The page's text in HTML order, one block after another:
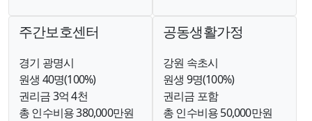
주간보호센터
경기 광명시
원생 40명(100%)
권리금 3억 4천
총 인수비용 380,000만원
공동생활가정
강원 속초시
원생 9명(100%)
권리금 포함
총 인수비용 50,000만원